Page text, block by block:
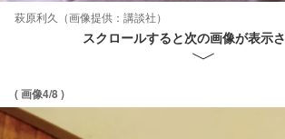
萩原利久（画像提供：講談社）
スクロールすると次の画像が表示
( 画像4/8 )